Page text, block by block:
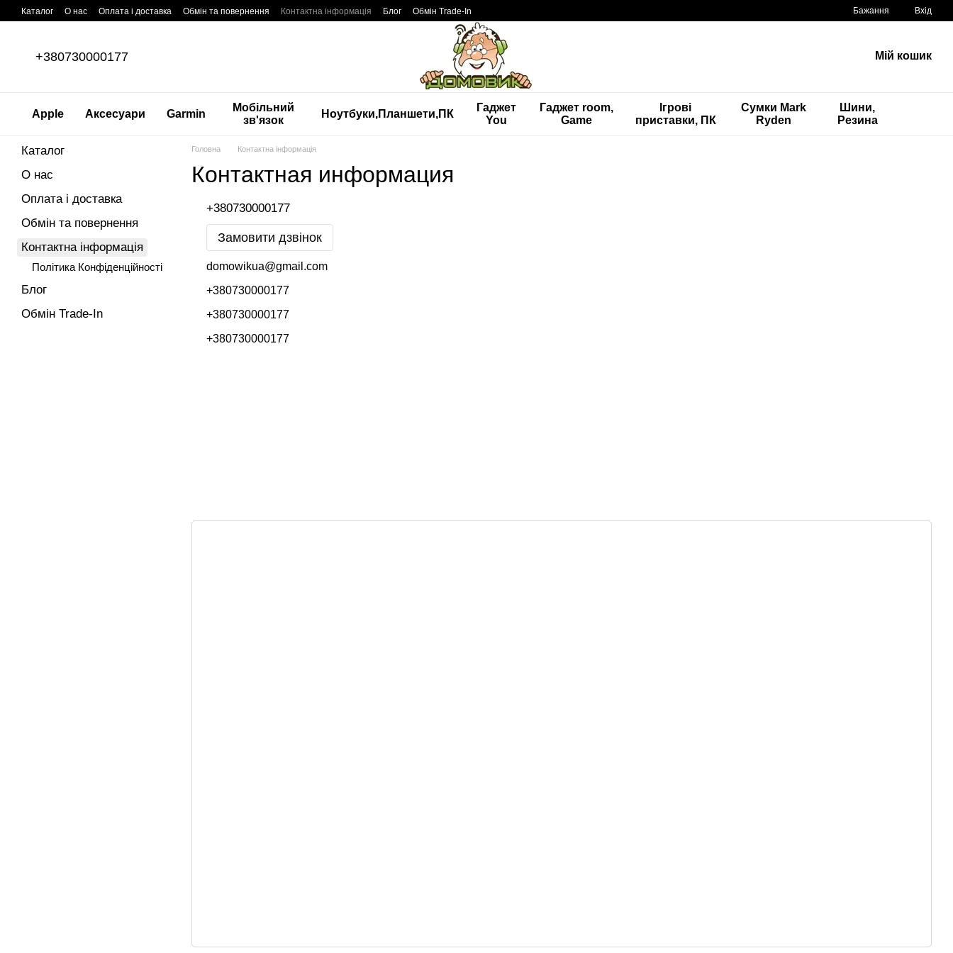
Перейти до основного контенту
Каталог О нас Оплата і доставка Обмін та повернення Контактна інформація Блог Обмін Trade-In Бажання Вхід
+380730000177 Мій кошик
Apple Аксесуари Garmin
Мобільний
зв'язок
Ноутбуки,Планшети,ПК
Гаджет
You
Гаджет room,
Game
Ігрові
приставки, ПК
Сумки Mark
Ryden
Шини,
Резина
Головна Контактна інформація
Контактная информация
+380730000177
Замовити дзвінок
domowikua@gmail.com
+380730000177
+380730000177
+380730000177
Каталог
О нас
Оплата і доставка
Обмін та повернення
Контактна інформація
Політика Конфіденційності
Блог
Обмін Trade-In